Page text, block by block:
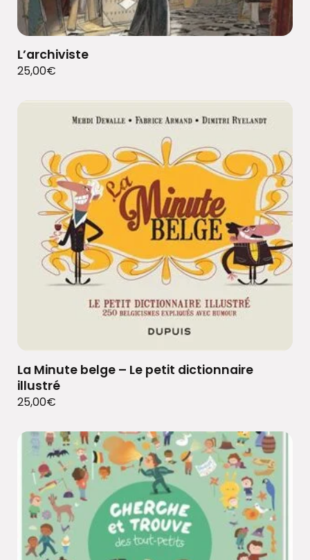
L’archiviste
25,00€
La Minute belge – Le petit dictionnaire
illustré
25,00€